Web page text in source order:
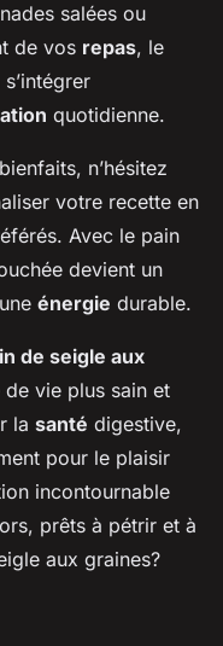
salées ou
de vos repas, le
quotidienne.
n’hésitez
votre recette en
Avec le pain
devient un
énergie durable.
de seigle aux
vie plus sain et
la santé digestive,
pour le plaisir
incontournable
prêts à pétrir et à
aux graines?